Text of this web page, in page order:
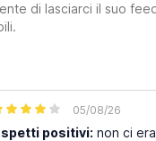
di lasciarci il suo
05/08/26
positivi: non ci